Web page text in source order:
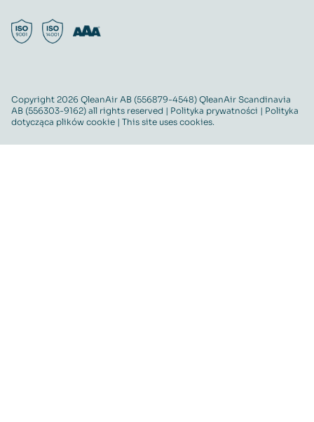
Copyright 2026 QleanAir AB (556879-4548) QleanAir Scandinavia
AB (556303-9162) all rights reserved | Polityka prywatności | Polityka
dotycząca plików cookie | This site uses cookies.